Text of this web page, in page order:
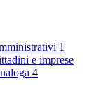
1
e imprese
4